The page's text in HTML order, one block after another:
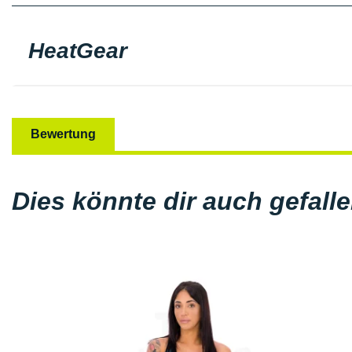
HeatGear
Bewertung
Dies könnte dir auch